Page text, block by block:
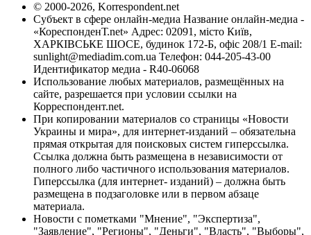
© 2000-2026, Korrespondent.net
Субъект в сфере онлайн-медиа Название онлайн-медиа -
«КореспонденТ.net» Адрес: 02091, місто Київ,
ХАРКІВСЬКЕ ШОСЕ, будинок 172-Б, офіс 208/1 E-mail:
sunlight@mediadim.com.ua Телефон: 044-205-43-00
Идентификатор медиа - R40-06068
Использование любых материалов, размещённых на
сайте, разрешается при условии ссылки на
Корреспондент.net.
При копировании материалов со страницы «Новости
Украины и мира», для интернет-изданий – обязательна
прямая открытая для поисковых систем гиперссылка.
Ссылка должна быть размещена в независимости от
полного либо частичного использования материалов.
Гиперссылка (для интернет- изданий) – должна быть
размещена в подзаголовке или в первом абзаце
материала.
Новости с пометками "Мнение", "Экспертиза",
"Заявление", "Регионы", "Деньги", "Власть", "Выборы",